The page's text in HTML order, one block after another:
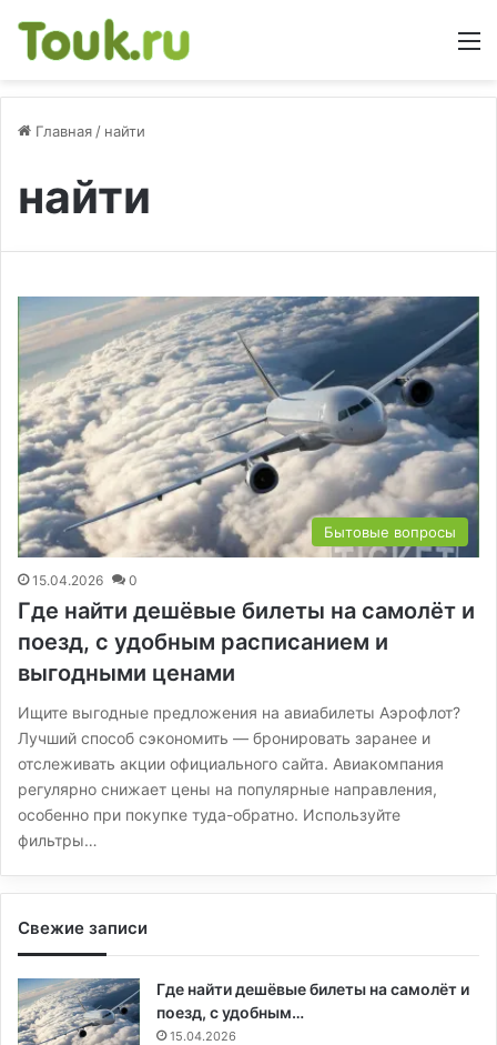
Главная / найти
найти
Бытовые вопросы
15.04.2026 0
Где найти дешёвые билеты на самолёт и
поезд, с удобным расписанием и
выгодными ценами
Ищите выгодные предложения на авиабилеты Аэрофлот?
Лучший способ сэкономить — бронировать заранее и
отслеживать акции официального сайта. Авиакомпания
регулярно снижает цены на популярные направления,
особенно при покупке туда-обратно. Используйте
фильтры…
Свежие записи
Где найти дешёвые билеты на самолёт и
поезд, с удобным…
15.04.2026